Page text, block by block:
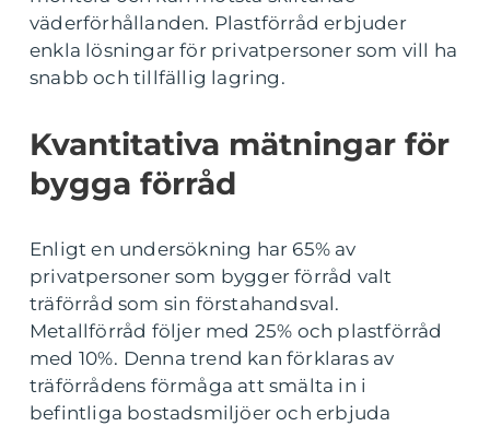
väderförhållanden. Plastförråd erbjuder
enkla lösningar för privatpersoner som vill ha
snabb och tillfällig lagring.
Kvantitativa mätningar för
bygga förråd
Enligt en undersökning har 65% av
privatpersoner som bygger förråd valt
träförråd som sin förstahandsval.
Metallförråd följer med 25% och plastförråd
med 10%. Denna trend kan förklaras av
träförrådens förmåga att smälta in i
befintliga bostadsmiljöer och erbjuda